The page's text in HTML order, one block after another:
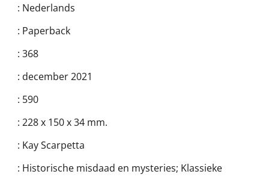
: Nederlands
: Paperback
: 368
: december 2021
: 590
: 228 x 150 x 34 mm.
: Kay Scarpetta
: Historische misdaad en mysteries; Klassieke